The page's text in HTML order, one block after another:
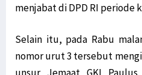
menjabat di DPD RI periode
Selain itu, pada Rabu
nomor urut 3 tersebut